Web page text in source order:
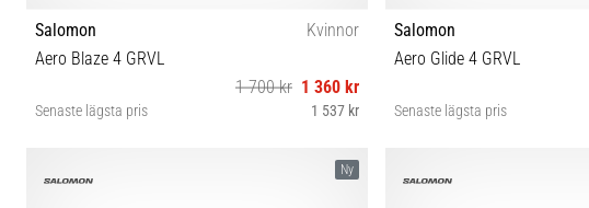
Salomon
Kvinnor
Aero Blaze 4 GRVL
1 700 kr 1 360 kr
Senaste lägsta pris 1 537 kr
Salomon
Aero Glide 4 GRVL
Senaste lägsta pris
Ny